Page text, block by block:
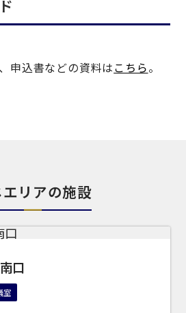
申込書などの資料はこちら。
リアの施設
口
室
ー
グランドコンファレンスセンター
公園エリア
※複数選択可能